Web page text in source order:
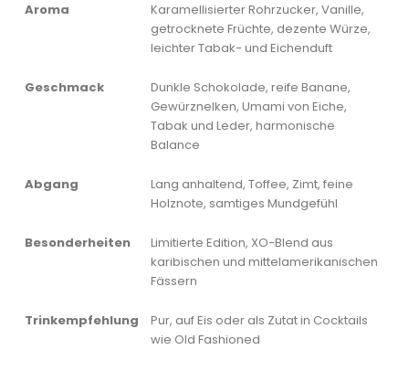
Aroma
Karamellisierter Rohrzucker, Vanille,
getrocknete Früchte, dezente Würze,
leichter Tabak- und Eichenduft
Geschmack
Dunkle Schokolade, reife Banane,
Gewürznelken, Umami von Eiche,
Tabak und Leder, harmonische
Balance
Abgang
Lang anhaltend, Toffee, Zimt, feine
Holznote, samtiges Mundgefühl
Besonderheiten
Limitierte Edition, XO-Blend aus
karibischen und mittelamerikanischen
Fässern
Trinkempfehlung
Pur, auf Eis oder als Zutat in Cocktails
wie Old Fashioned